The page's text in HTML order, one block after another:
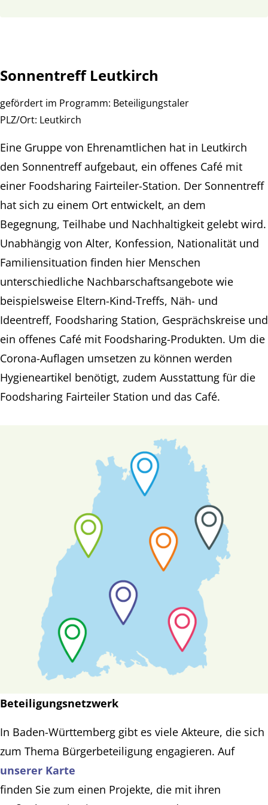
Sonnentreff Leutkirch
gefördert im Programm: Beteiligungstaler
PLZ/Ort: Leutkirch
Eine Gruppe von Ehrenamtlichen hat in Leutkirch
den Sonnentreff aufgebaut, ein offenes Café mit
einer Foodsharing Fairteiler-Station. Der Sonnentreff
hat sich zu einem Ort entwickelt, an dem
Begegnung, Teilhabe und Nachhaltigkeit gelebt wird.
Unabhängig von Alter, Konfession, Nationalität und
Familiensituation finden hier Menschen
unterschiedliche Nachbarschaftsangebote wie
beispielsweise Eltern-Kind-Treffs, Näh- und
Ideentreff, Foodsharing Station, Gesprächskreise und
ein offenes Café mit Foodsharing-Produkten. Um die
Corona-Auflagen umsetzen zu können werden
Hygieneartikel benötigt, zudem Ausstattung für die
Foodsharing Fairteiler Station und das Café.
Beteiligungsnetzwerk
In Baden-Württemberg gibt es viele Akteure, die sich
zum Thema Bürgerbeteiligung engagieren. Auf
unserer Karte
finden Sie zum einen Projekte, die mit ihren